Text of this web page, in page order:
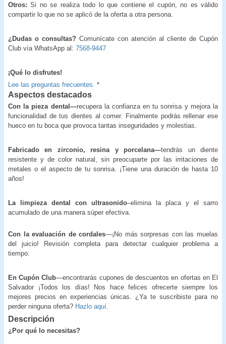
Otros:Si no se realiza todo lo que contiene el cupón, no es válido
compartir lo que no se aplicó de la oferta a otra persona.
¿Dudas o consultas? Comunícate con atención al cliente de Cupón
Club vía WhatsApp al: 7568-9447
¡Qué lo disfrutes!
Lee las preguntas frecuentes. *
Aspectos destacados
Con la pieza dental—recupera la confianza en tu sonrisa y mejora la
funcionalidad de tus dientes al comer. Finalmente podrás rellenar ese
hueco en tu boca que provoca tantas inseguridades y molestias.
Fabricado en zirconio, resina y porcelana—tendrás un diente
resistente y de color natural, sin preocuparte por las irritaciones de
metales o el aspecto de tu sonrisa. ¡Tiene una duración de hasta 10
años!
La limpieza dental con ultrasonido–elimina la placa y el sarro
acumulado de una manera súper efectiva.
Con la evaluación de cordales—¡No más sorpresas con las muelas
del juicio! Revisión completa para detectar cualquier problema a
tiempo.
En Cupón Club—encontrarás cupones de descuentos en ofertas en El
Salvador ¡Todos los días! Nos hace felices ofrecerte siempre los
mejores precios en experiencias únicas. ¿Ya te suscribiste para no
perder ninguna oferta? Hazlo aquí
Descripción
¿Por qué lo necesitas?